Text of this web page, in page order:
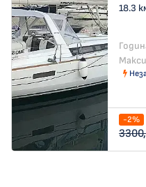
18.3
-2%